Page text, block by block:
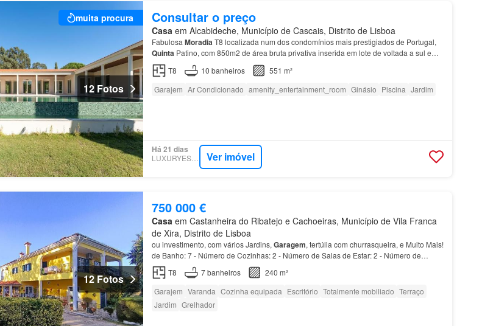
muita procura
12 Fotos
Consultar o preço
Casa em Alcabideche, Município de Cascais, Distrito de Lisboa
Fabulosa Moradia T8 localizada num dos condomínios mais prestigiados de Portugal,
Quinta Patino, com 850m2 de área bruta privativa inserida em lote de voltada a sul e
recém-concluída, implantada num lote de 4.600m2 com uma ár…
T8 10 banheiros
551 m²
Garajem Ar Condicionado amenity_entertainment_room Ginásio Piscina Jardim
Há 21 dias
LUXURYESTATE Ver imóvel
12 Fotos
750 000 €
Casa em Castanheira do Ribatejo e Cachoeiras, Município de Vila Franca
de Xira, Distrito de Lisboa
ou investimento, com vários Jardins, Garagem, tertúlia com churrasqueira, e Muito Mais!
de Banho: 7 - Número de Cozinhas: 2 - Número de Salas de Estar: 2 - Número de
Escritórios: 1 -
coberta para 2 carros e estacionam…
T8 7banheiros
240 m²
Garajem Varanda Cozinha equipada Escritório Totalmente mobiliado Terraço
Jardim Grelhador